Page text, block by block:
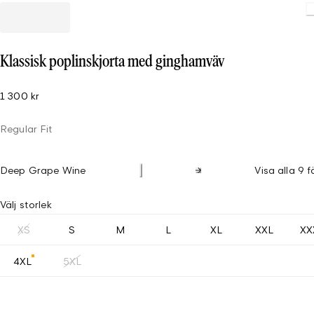
Klassisk poplinskjorta med ginghamväv
1 300 kr
Regular Fit
Deep Grape Wine Visa alla 9
Välj storlek
XS S M L XL XXL
4XL 5XL